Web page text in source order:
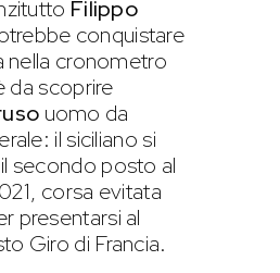
Filippo
conquistare
nella cronometro
da scoprire
uomo da
il siciliano si
secondo posto al
corsa evitata
presentarsi al
Giro di Francia.